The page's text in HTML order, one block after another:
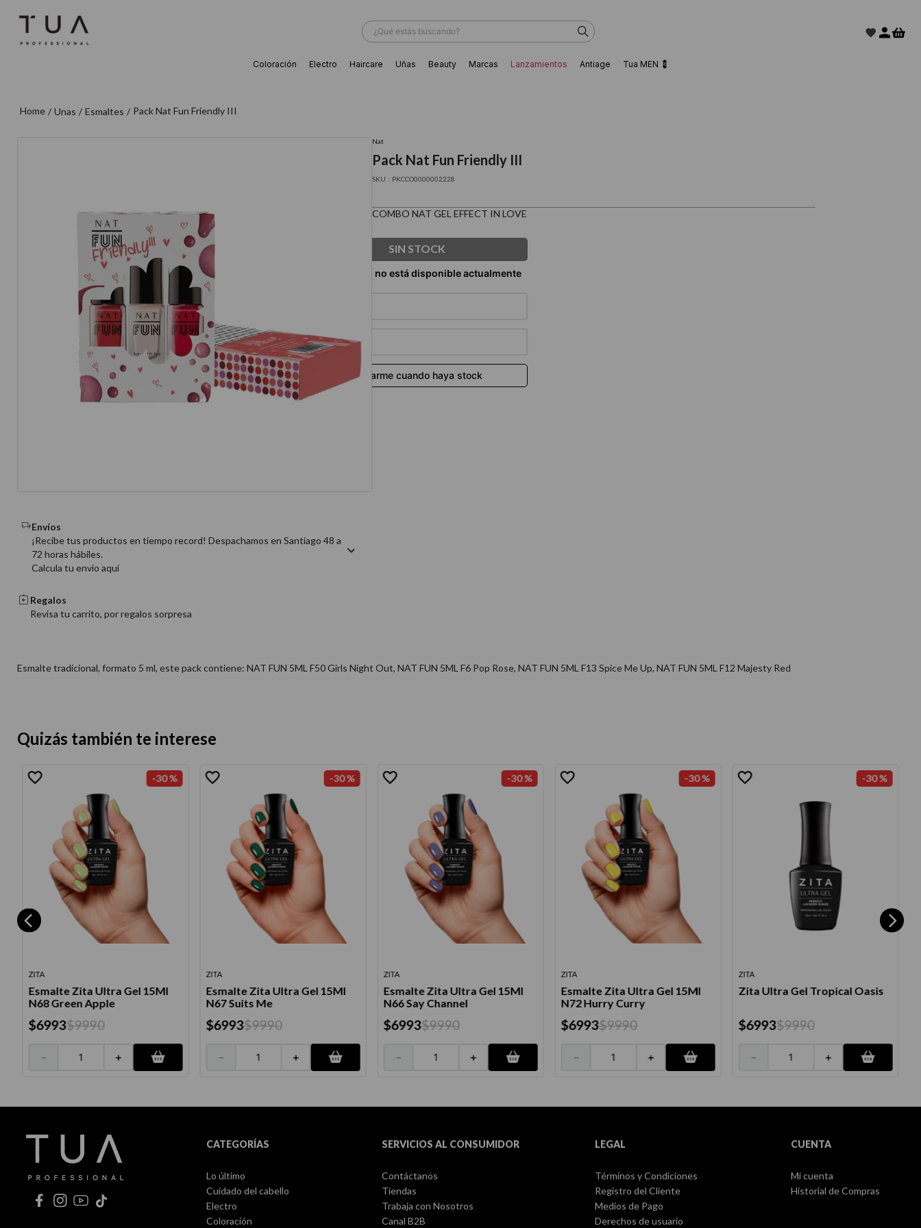
¿Qué estás buscando?
Coloración Electro Haircare Uñas Beauty Marcas Lanzamientos Antiage Tua MEN 💈
Unas Esmaltes Pack Nat Fun Friendly III
Envíos
¡Recibe tus productos en tiempo record! Despachamos en Santiago 48 a
72 horas hábiles.
Calcula tu envio aquí
Regalos
Revisa tu carrito, por regalos sorpresa
Nat
Pack Nat Fun Friendly III
: PKCCO0000002228
COMBO NAT GEL EFFECT IN LOVE
SIN STOCK
Esmalte tradicional, formato 5 ml, este pack contiene: NAT FUN 5ML F50 Girls Night Out, NAT FUN 5ML F6 Pop Rose, NAT FUN 5ML F13 Spice Me Up, NAT FUN 5ML F12 Majesty Red
Quizás también te interese
-30 %
ZITA
Esmalte Zita Ultra Gel 15Ml
N68 Green Apple
$6993$9990
＋
－
-30 %
ZITA
Esmalte Zita Ultra Gel 15Ml
N67 Suits Me
$6993$9990
＋
－
-30 %
ZITA
Esmalte Zita Ultra Gel 15Ml
N66 Say Channel
$6993$9990
＋
－
-30 %
ZITA
Esmalte Zita Ultra Gel 15Ml
N72 Hurry Curry
$6993$9990
＋
－
-30 %
ZITA
Zita Ultra Gel Tropical Oasis
$6993$9990
＋
－
CATEGORÍAS
Lo último
Cuidado del cabello
Electro
Coloración
SERVICIOS AL CONSUMIDOR
Contáctanos
Tiendas
Trabaja con Nosotros
Canal B2B
LEGAL
Términos y Condiciones
Registro del Cliente
Medios de Pago
Derechos de usuario
CUENTA
Mi cuenta
Historial de Compras